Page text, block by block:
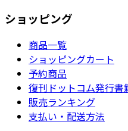
ショッピング
商品一覧
ショッピングカート
予約商品
復刊ドットコム発行書
販売ランキング
支払い・配送方法